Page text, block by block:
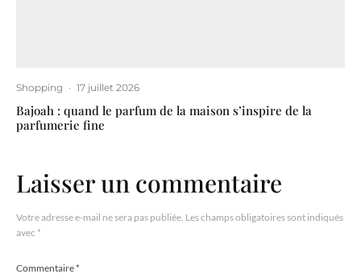
Shopping · 17 juillet 2026
Bajoah : quand le parfum de la maison s’inspire de la
parfumerie fine
Laisser un commentaire
Votre adresse e-mail ne sera pas publiée. Les champs obligatoires sont indiqués
avec *
Commentaire*